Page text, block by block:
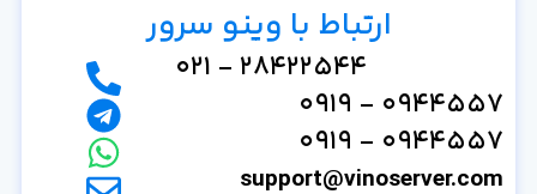
ارتباط با وینو سرور
28422544 - 021
0944557 - 0919
0944557 - 0919
support@vinoserver.com